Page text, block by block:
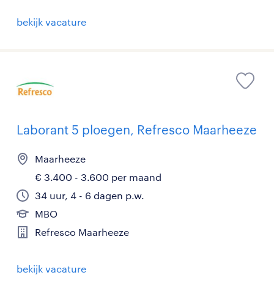
bekijk vacature
Laborant 5 ploegen, Refresco Maarheeze
Maarheeze
€ 3.400 - 3.600 per maand
34 uur, 4 - 6 dagen p.w.
MBO
Refresco Maarheeze
bekijk vacature